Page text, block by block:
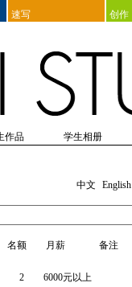
速写 创作
作品
学生相册
中文 English
名额 月薪 备注
2 6000元以上